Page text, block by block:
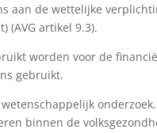
aan de wettelijke
(AVG artikel 9.3).
worden voor de
gebruikt.
binnen de